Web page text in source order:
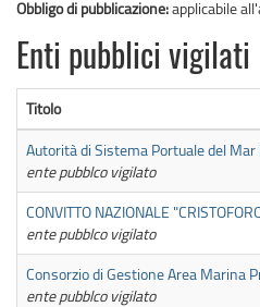
Obbligo di pubblicazione:applicabile
Enti pubblici vigilati
Titolo
Autorità di Sistema Portuale del Mar
ente pubblco vigilato
CONVITTO NAZIONALE
ente pubblco vigilato
Consorzio di Gestione Area Marina
ente pubblco vigilato